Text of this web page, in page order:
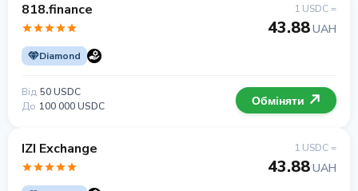
818.finance
Diamond
1 USDC =
43.88UAH
Від 50 USDC
До 100 000 USDC Обміняти
IZI Exchange 1 USDC =
43.88UAH